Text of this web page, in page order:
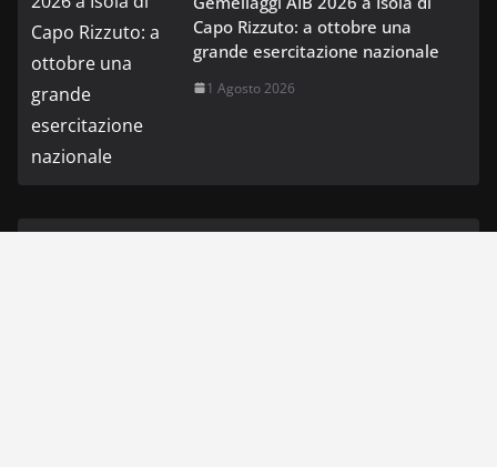
Capo Rizzuto: a ottobre una
grande esercitazione nazionale
1 Agosto 2026